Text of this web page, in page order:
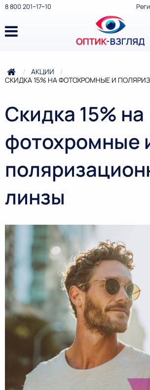
8 800 201‒17‒10
АКЦИИ
ТЕКУЩАЯ:
СКИДКА 15% НА ФОТОХРОМНЫЕ И
Скидка 15% на
фотохромные
линзы